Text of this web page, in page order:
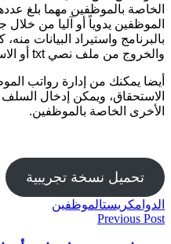
الخاصة بالموظفين مهما بلغ
الموظفين يدوياً أو آليا من
بالبرنامج واستيراد البيانات
والخروج من ملف نصي txt أو الاستيراد من خلال برامج Excel.
أيضا يمكنك من إدارة رواتب
الاستحقاق، ويمكن إدخال
الأخرى الخاصة بالموظفين.
تحميل نسخة تجريبية
الدوامكريستالموظفين
تصفّح
Previous Post